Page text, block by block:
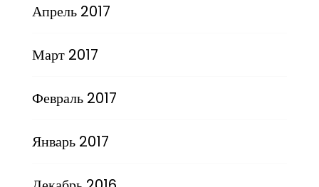
Апрель 2017
Март 2017
Февраль 2017
Январь 2017